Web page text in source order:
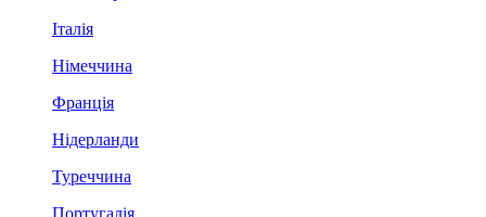
Італія
Німеччина
Франція
Нідерланди
Туреччина
Португалія